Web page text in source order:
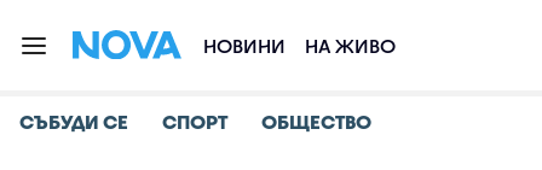
НОВИНИ НА ЖИВО
СЪБУДИ СЕ СПОРТ ОБЩЕСТВО